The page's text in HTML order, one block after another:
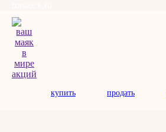
купить продать